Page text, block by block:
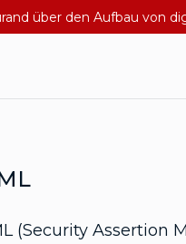
über den Aufbau von
(Security Assertion